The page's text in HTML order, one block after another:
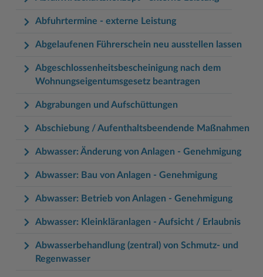
Woche der Seelischen Gesundheit
#MeinStormarn
Karrieretag
Zahlen, Daten, Fakten
Abfuhrtermine - externe Leistung
Abgelaufenen Führerschein neu ausstellen lassen
Abgeschlossenheitsbescheinigung nach dem
Wohnungseigentumsgesetz beantragen
Abgrabungen und Aufschüttungen
Abschiebung / Aufenthaltsbeendende Maßnahmen
Abwasser: Änderung von Anlagen - Genehmigung
Abwasser: Bau von Anlagen - Genehmigung
Abwasser: Betrieb von Anlagen - Genehmigung
Abwasser: Kleinkläranlagen - Aufsicht / Erlaubnis
Abwasserbehandlung (zentral) von Schmutz- und
Regenwasser